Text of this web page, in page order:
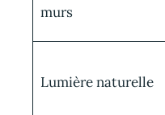
murs
Lumière naturelle